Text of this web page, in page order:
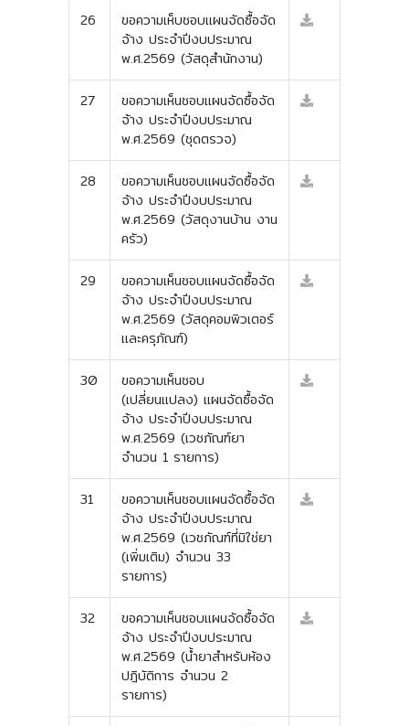
26
ขอความเห็บชอบแผนจัดซื้อจัด
จ้าง ประจำปีงบประมาณ
พ.ศ.2569 (วัสดุสำนักงาน)
27
ขอความเห็นชอบแผนจัดซื้อจัด
จ้าง ประจำปีงบประมาณ
พ.ศ.2569 (ชุดตรวจ)
28
ขอความเห็นชอบแผนจัดซื้อจัด
จ้าง ประจำปีงบประมาณ
พ.ศ.2569 (วัสดุงานบ้าน งาน
ครัว)
29
ขอความเห็นชอบแผนจัดซื้อจัด
จ้าง ประจำปีงบประมาณ
พ.ศ.2569 (วัสดุคอมพิวเตอร์
และครุภัณฑ์)
30
ขอความเห็นชอบ
(เปลี่ยนแปลง) แผนจัดซื้อจัด
จ้าง ประจำปีงบประมาณ
พ.ศ.2569 (เวชภัณฑ์ยา
จำนวน 1 รายการ)
31
ขอความเห็นชอบแผนจัดซื้อจัด
จ้าง ประจำปีงบประมาณ
พ.ศ.2569 (เวชภัณฑ์ที่มิใช่ยา
(เพิ่มเติม) จำนวน 33
รายการ)
32
ขอความเห็นชอบแผนจัดซื้อจัด
จ้าง ประจำปีงบประมาณ
พ.ศ.2569 (น้ำยาสำหรับห้อง
ปฎิบัติการ จำนวน 2
รายการ)